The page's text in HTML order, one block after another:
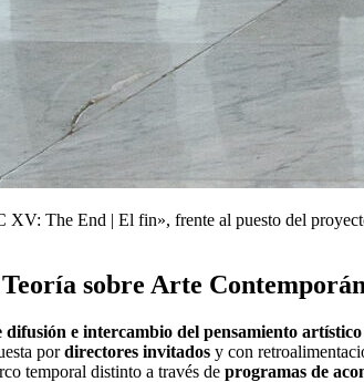
XV: The End | El fin», frente al puesto del
sobre Arte
difusión e intercambio del pensamiento artístico
pordirectores invitados y con
temporal distinto a través de programas de